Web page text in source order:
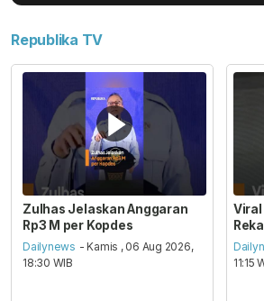
Republika TV
Zulhas Jelaskan Anggaran
Rp3 M per Kopdes
Dailynews - Kamis , 06 Aug 2026,
18:30 WIB
Viral
11:15